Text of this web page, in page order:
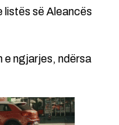
listës së Aleancës
e ngjarjes, ndërsa